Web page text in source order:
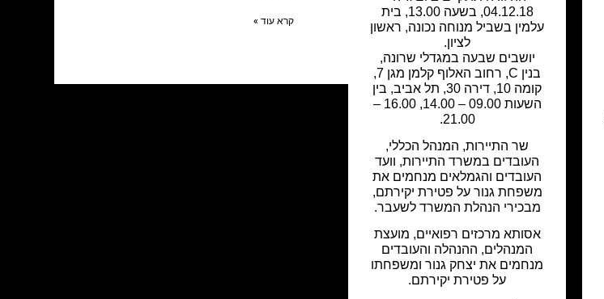
04.12.18, בשעה 13.00, בית
עלמין בשביל מנוחה נכונה, ראשון
לציון.
יושבים שבעה במגדלי שרונה,
בנין C, רחוב האלוף קלמן מגן 7,
קומה 10, דירה 30, תל אביב, בין
השעות 09.00 – 14.00, 16.00 –
21.00.
שר התיירות, המנהל הכללי,
העובדים במשרד התיירות, וועד
העובדים והגמלאים מנחמים את
משפחת גנור על פטירת יקירתם,
מבכירי הנהלת המשרד לשעבר.
אסותא מרכזים רפואיים, מועצת
המנהלים, ההנהלה והעובדים
מנחמים את יצחק גנור ומשפחתו
על פטירת יקירתם.
קרא עוד »